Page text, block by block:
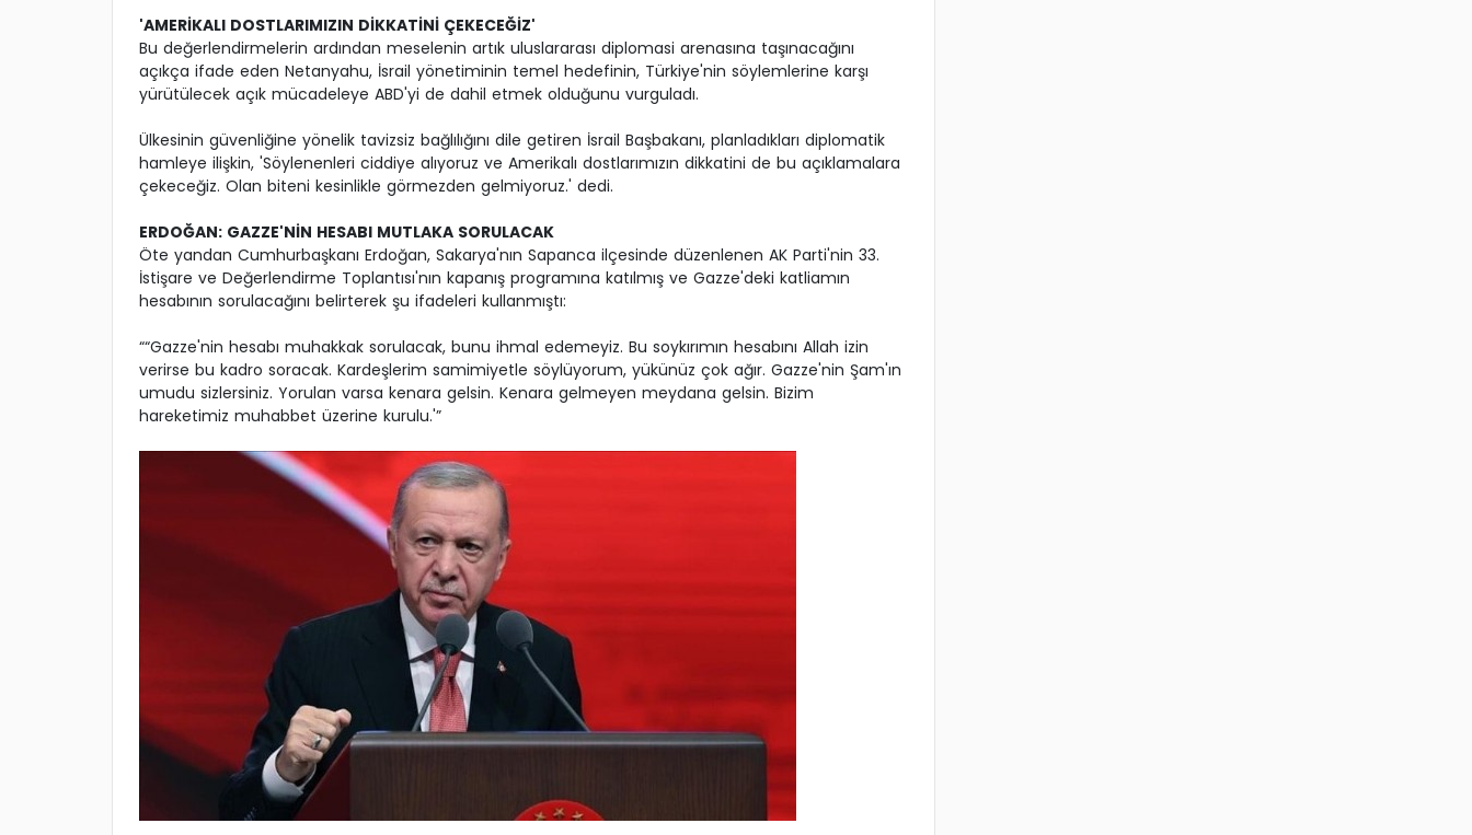
'AMERİKALI DOSTLARIMIZIN DİKKATİNİ ÇEKECEĞİZ'
Bu değerlendirmelerin ardından meselenin artık uluslararası diplomasi arenasına taşınacağını
açıkça ifade eden Netanyahu, İsrail yönetiminin temel hedefinin, Türkiye'nin söylemlerine karşı
yürütülecek açık mücadeleye ABD'yi de dahil etmek olduğunu vurguladı.
Ülkesinin güvenliğine yönelik tavizsiz bağlılığını dile getiren İsrail Başbakanı, planladıkları diplomatik
hamleye ilişkin, 'Söylenenleri ciddiye alıyoruz ve Amerikalı dostlarımızın dikkatini de bu açıklamalara
çekeceğiz. Olan biteni kesinlikle görmezden gelmiyoruz.' dedi.
ERDOĞAN: GAZZE'NİN HESABI MUTLAKA SORULACAK
Öte yandan Cumhurbaşkanı Erdoğan, Sakarya'nın Sapanca ilçesinde düzenlenen AK Parti'nin 33.
İstişare ve Değerlendirme Toplantısı'nın kapanış programına katılmış ve Gazze'deki katliamın
hesabının sorulacağını belirterek şu ifadeleri kullanmıştı:
““Gazze'nin hesabı muhakkak sorulacak, bunu ihmal edemeyiz. Bu soykırımın hesabını Allah izin
verirse bu kadro soracak. Kardeşlerim samimiyetle söylüyorum, yükünüz çok ağır. Gazze'nin Şam'ın
umudu sizlersiniz. Yorulan varsa kenara gelsin. Kenara gelmeyen meydana gelsin. Bizim
hareketimiz muhabbet üzerine kurulu.'”